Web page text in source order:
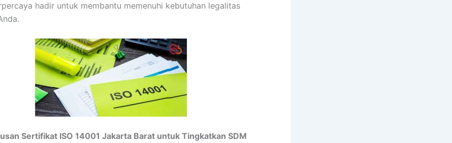
hadir untuk membantu memenuhi kebutuhan legalitas
Sertifikat ISO 14001 Jakarta Barat untuk Tingkatkan SDM